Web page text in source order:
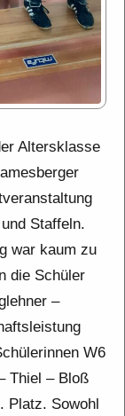
Altersklasse
Staffeln.
war kaum zu
die Schüler
–
W6
Thiel – Bloß
Platz. Sowohl